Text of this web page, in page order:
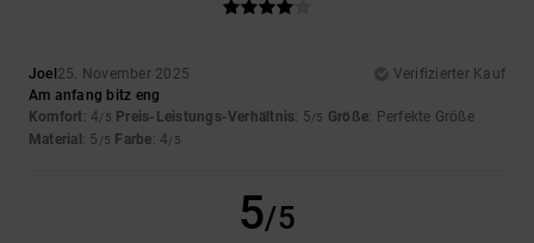
Joel 25. November 2025
Verifizierter Kauf
Am anfang bitz eng
Komfort: 4/5 Preis-Leistungs-Verhältnis: 5/5 Größe: Perfekte Größe
Material : 5 /5 Farbe: 4/5
5/5